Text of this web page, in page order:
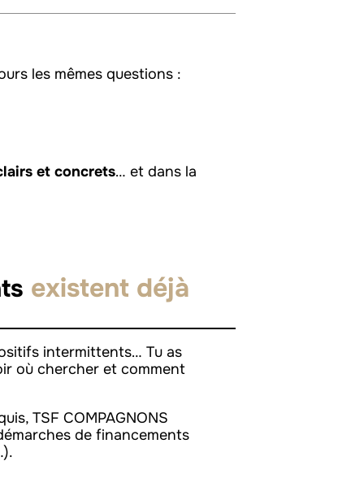
les mêmes questions :
et concrets… et dans la
existent déjà
intermittents… Tu as
où chercher et comment
TSF COMPAGNONS
de financements